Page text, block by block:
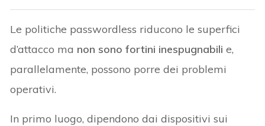
Le politiche passwordless riducono le superfici
d’attacco ma non sono fortini inespugnabili e,
parallelamente, possono porre dei problemi
operativi.
In primo luogo, dipendono dai dispositivi sui